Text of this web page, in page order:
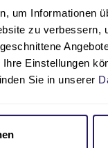
um Informationen
zu verbessern,
Einstellungen
Sie in unserer